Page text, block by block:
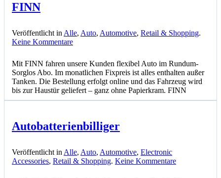
FINN
Veröffentlicht in Alle, Auto, Automotive, Retail & Shopping.
Keine Kommentarezu
Mit FINN fahren unsere Kunden flexibel Auto im Rundum-
Sorglos Abo. Im monatlichen Fixpreis ist alles enthalten außer
Tanken. Die Bestellung erfolgt online und das Fahrzeug wird
bis zur Haustür geliefert – ganz ohne Papierkram. FINN
Autobatterienbilliger
Veröffentlicht in Alle, Auto, Automotive, Electronic
Accessories, Retail & Shopping. Keine Kommentarezu